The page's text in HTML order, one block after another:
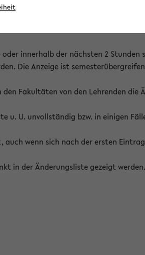
innerhalb der nächsten 2
Die Anzeige ist
Fakultäten von den Lehrenden
u. U. unvollständig bzw. in einigen
wenn sich nach der ersten
in der Änderungsliste gezeigt werden.